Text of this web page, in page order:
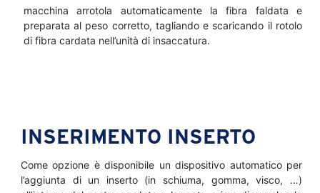
macchina arrotola automaticamente la fibra faldata e
preparata al peso corretto, tagliando e scaricando il rotolo
di fibra cardata nell’unità di insaccatura.
INSERIMENTO INSERTO
Come opzione è disponibile un dispositivo automatico per
l’aggiunta di un inserto (in schiuma, gomma, visco, …)